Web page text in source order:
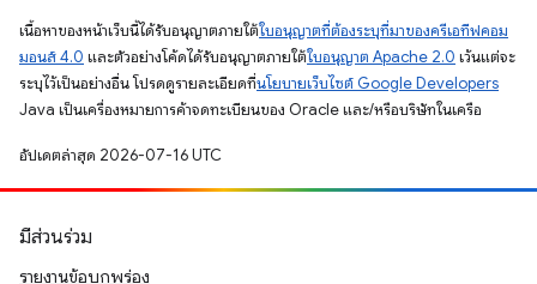
เนื้อหาของหน้าเว็บนี้ได้รับอนุญาตภายใต้ใบอนุญาตที่ต้องระบุที่มาของครีเอทีฟคอม
มอนส์ 4.0 และตัวอย่างโค้ดได้รับอนุญาตภายใต้ใบอนุญาต Apache 2.0 เว้นแต่จะ
ระบุไว้เป็นอย่างอื่น โปรดดูรายละเอียดที่นโยบายเว็บไซต์ Google Developers
Java เป็นเครื่องหมายการค้าจดทะเบียนของ Oracle และ/หรือบริษัทในเครือ
อัปเดตล่าสุด 2026-07-16 UTC
มีส่วนร่วม
รายงานข้อบกพร่อง